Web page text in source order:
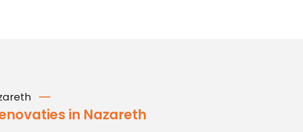
in Nazareth